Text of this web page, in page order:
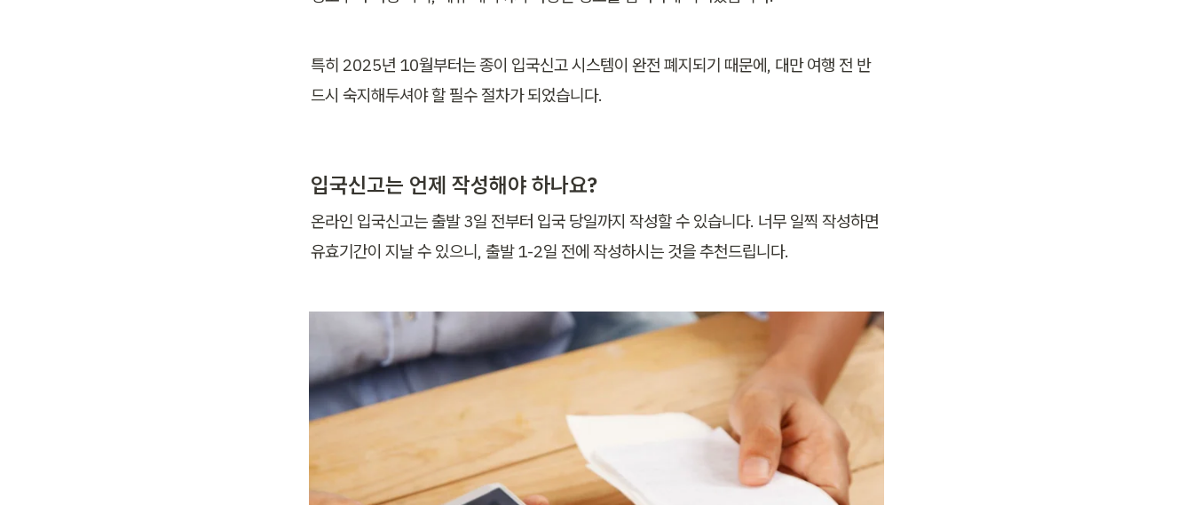
특히 2025년 10월부터는 종이 입국신고 시스템이 완전 폐지되기 때문에, 대만 여행 전 반
드시 숙지해두셔야 할 필수 절차가 되었습니다.
입국신고는 언제 작성해야 하나요?
온라인 입국신고는 출발 3일 전부터 입국 당일까지 작성할 수 있습니다. 너무 일찍 작성하면
유효기간이 지날 수 있으니, 출발 1-2일 전에 작성하시는 것을 추천드립니다.